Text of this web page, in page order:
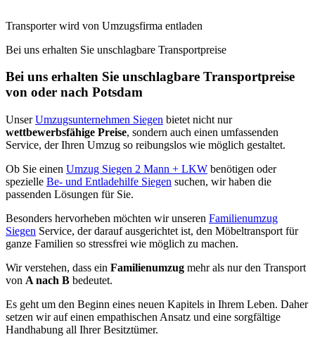
Transporter wird von Umzugsfirma entladen
Bei uns erhalten Sie unschlagbare Transportpreise
Bei uns erhalten Sie unschlagbare Transportpreise
von oder nach Potsdam
UnserUmzugsunternehmen Siegen bietet nicht nur
wettbewerbsfähige Preise, sondern auch einen umfassenden
Service, der Ihren Umzug so reibungslos wie möglich gestaltet.
Ob Sie einen Umzug Siegen 2 Mann + LKW benötigen oder
spezielle Be- und Entladehilfe Siegen suchen, wir haben die
passenden Lösungen für Sie.
Besonders hervorheben möchten wir unseren Familienumzug
Siegen Service, der darauf ausgerichtet ist, den Möbeltransport für
ganze Familien so stressfrei wie möglich zu machen.
Wir verstehen, dass ein Familienumzug mehr als nur den Transport
von A nach B bedeutet.
Es geht um den Beginn eines neuen Kapitels in Ihrem Leben. Daher
setzen wir auf einen empathischen Ansatz und eine sorgfältige
Handhabung all Ihrer Besitztümer.